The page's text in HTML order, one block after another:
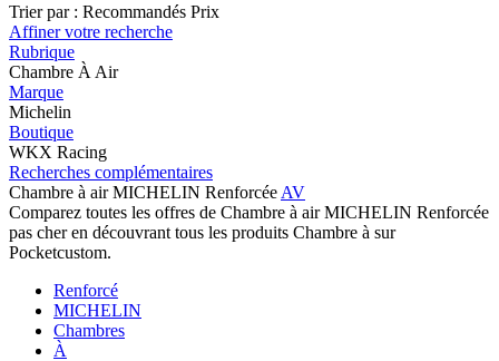
Trier par : Recommandés Prix
Affiner votre recherche
Rubrique
Chambre À Air
Marque
Michelin
Boutique
WKX Racing
Recherches complémentaires
Chambre à air MICHELIN Renforcée AV
Comparez toutes les offres de Chambre à air MICHELIN Renforcée
pas cher en découvrant tous les produits Chambre à sur
Pocketcustom.
Renforcé
MICHELIN
Chambres
À